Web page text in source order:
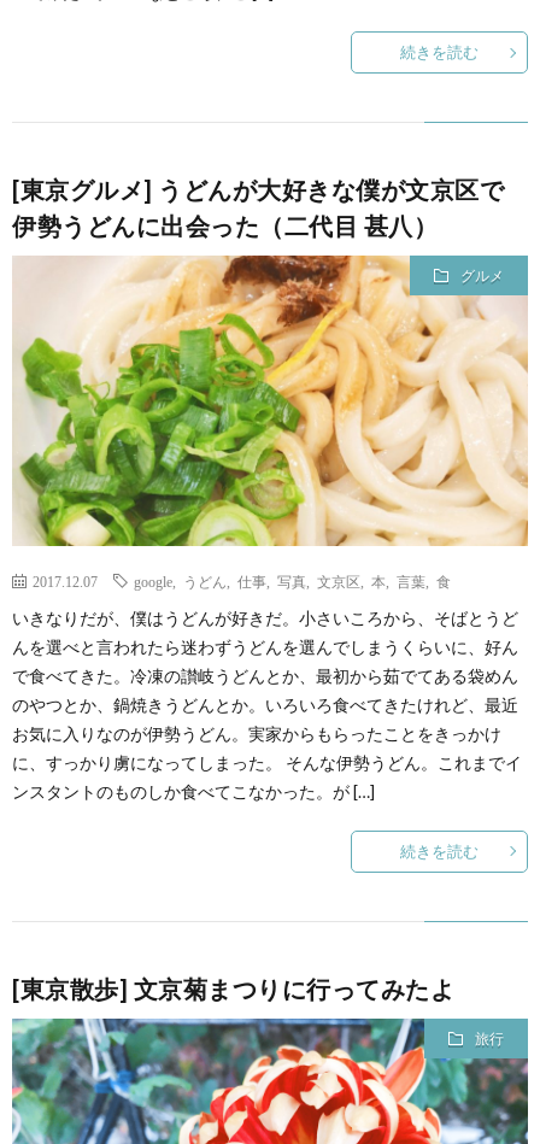
続きを読む
[東京グルメ] うどんが大好きな僕が文京区で
伊勢うどんに出会った（二代目 甚八）
グルメ
2017.12.07 google うどん 仕事 写真 文京区 本 言葉 食
いきなりだが、僕はうどんが好きだ。小さいころから、そばとうど
んを選べと言われたら迷わずうどんを選んでしまうくらいに、好ん
で食べてきた。冷凍の讃岐うどんとか、最初から茹でてある袋めん
のやつとか、鍋焼きうどんとか。いろいろ食べてきたけれど、最近
お気に入りなのが伊勢うどん。実家からもらったことをきっかけ
に、すっかり虜になってしまった。 そんな伊勢うどん。これまでイ
ンスタントのものしか食べてこなかった。が […]
続きを読む
[東京散歩] 文京菊まつりに行ってみたよ
旅行